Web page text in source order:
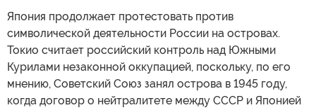
Япония продолжает протестовать против
символической деятельности России на островах.
Токио считает российский контроль над Южными
Курилами незаконной оккупацией, поскольку, по его
мнению, Советский Союз занял острова в 1945 году,
когда договор о нейтралитете между СССР и Японией